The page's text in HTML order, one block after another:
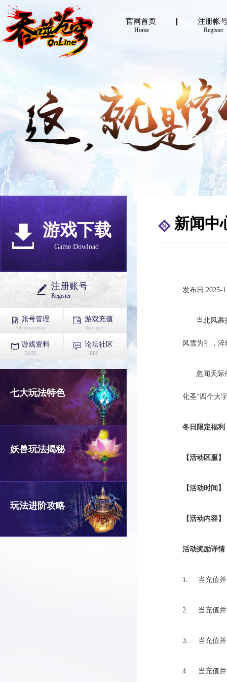
官网首页
Home
注册帐
Register
游戏下载
Game Dowload
注册账号
Register
账号管理
Administration
游戏充值
Recharge
游戏资料
DATE
论坛社区
BBS
七大玩法特色
妖兽玩法揭秘
玩法进阶攻略
新闻中
发布日 2025-
当北风裹
风雪为引，
忽闻天际
化圣”四个大
冬日限定福利
【活动区服】
【活动时间】
【活动内容】
活动奖励详情
1. 当充值并
2. 当充值并
3. 当充值并
4. 当充值并